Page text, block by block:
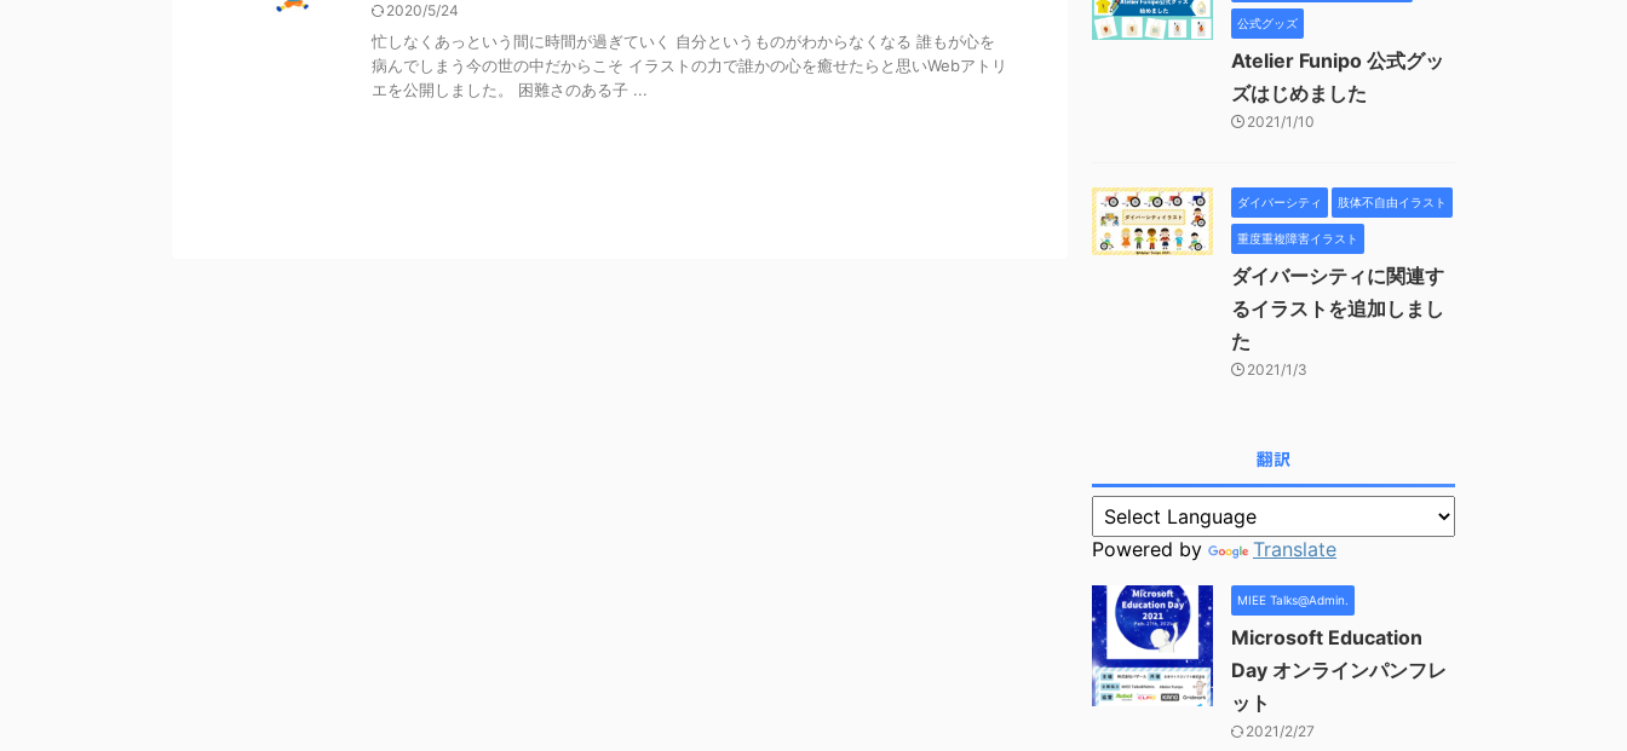
2020/5/24
忙しなくあっという間に時間が過ぎていく 自分というものがわからなくなる 誰もが心を
病んでしまう今の世の中だからこそ イラストの力で誰かの心を癒せたらと思いWebアトリ
エを公開しました。 困難さのある子 ...
公式グッズ
Atelier Funipo 公式グッ
ズはじめました
2021/1/10
ダイバーシティ 肢体不自由イラスト
重度重複障害イラスト
ダイバーシティに関連す
るイラストを追加しまし
た
2021/1/3
翻訳
Powered by Translate
MIEE Talks@Admin.
Microsoft Education
Day オンラインパンフレ
ット
2021/2/27